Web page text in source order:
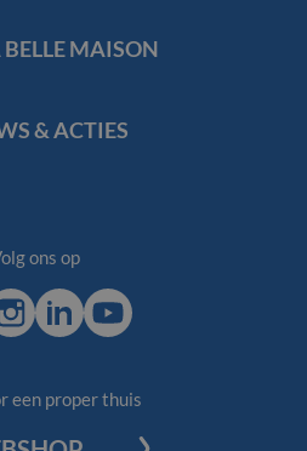
BELLE MAISON
& ACTIES
ons op
Instagram
LinkedInYoutube
een proper thuis